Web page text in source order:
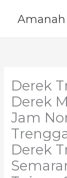
Derek
Derek
Jam
Derek